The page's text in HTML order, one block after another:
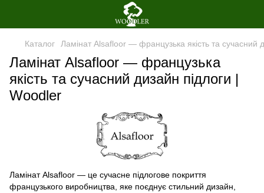
Каталог Ламінат Alsafloor — французька якість та сучасний
Ламінат Alsafloor — французька
якість та сучасний дизайн підлоги |
Woodler
Ламінат Alsafloor — це сучасне підлогове покриття
французького виробництва, яке поєднує стильний дизайн,